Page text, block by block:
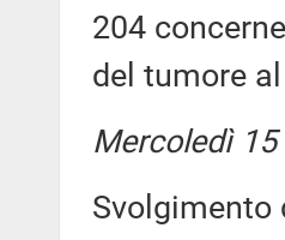
204
del tumore
Mercoledì